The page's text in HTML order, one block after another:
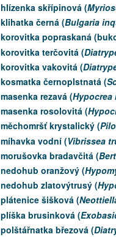
hlízenka skřípinová (
klihatka černá (Bulgaria
korovitka popraskaná
korovitka terčovitá (
korovitka vakovitá (
kosmatka černoplstnatá (
masenka rezavá (Hypocrea
masenka rosolovitá (
měchomršť krystalický (
míhavka vodní (Vibrissea
morušovka bradavčitá (
nedohub oranžový (
nedohub zlatovýtrusý (
plátenice šišková (
plíška brusinková (
polštářnatka březová (